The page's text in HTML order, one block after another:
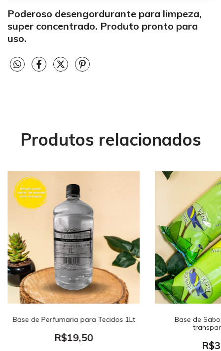
Poderoso desengordurante para limpeza,
super concentrado. Produto pronto para
uso.
Produtos relacionados
Base de Perfumaria para Tecidos 1Lt
R$19,50
Base de